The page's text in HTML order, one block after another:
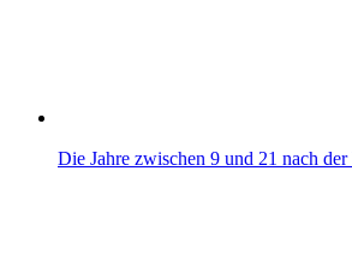
Die Jahre zwischen 9 und 21 nach